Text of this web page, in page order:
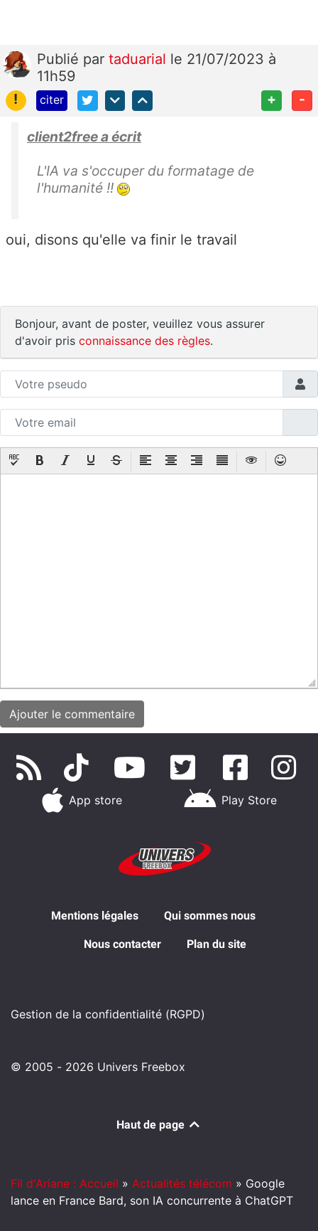
Publié par taduarial le 21/07/2023 à
11h59
!
citer + -
client2free a écrit
L'IA va s'occuper du formatage de
l'humanité !!
oui, disons qu'elle va finir le travail
Bonjour, avant de poster, veuillez vous assurer
d'avoir pris connaissance des règles.
App store Play Store
Mentions légales Qui sommes nous
Nous contacter Plan du site
Gestion de la confidentialité (RGPD)
© 2005 - 2026 Univers Freebox
Haut de page
Fil d'Ariane : Accueil » Actualités télécom » Google
lance en France Bard, son IA concurrente à ChatGPT